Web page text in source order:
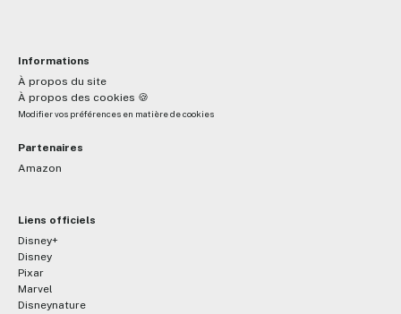
Informations
À propos du site
À propos des cookies 🍪
Modifier vos préférences en matière de cookies
Partenaires
Amazon
Liens officiels
Disney+
Disney
Pixar
Marvel
Disneynature